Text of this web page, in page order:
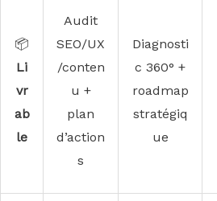
📦
Li
vr
ab
le
Audit
SEO/UX
/conten
u +
plan
d’action
s
Diagnosti
c 360° +
roadmap
stratégiq
ue